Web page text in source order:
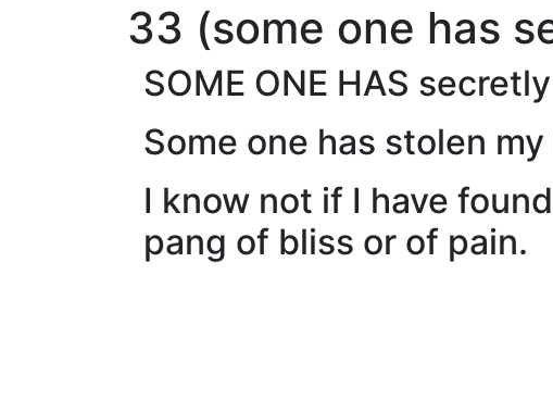
33 (some one has
SOME ONE HAS
Some one has stolen
I know not if I have
pang of bliss or of pain.